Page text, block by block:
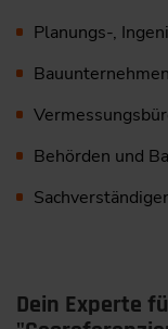
Planungs-,
Bauunternehmen
Behörden und
Dein Experte